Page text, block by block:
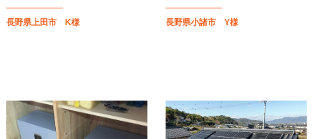
長野県上田市 K様 長野県小諸市 Y様